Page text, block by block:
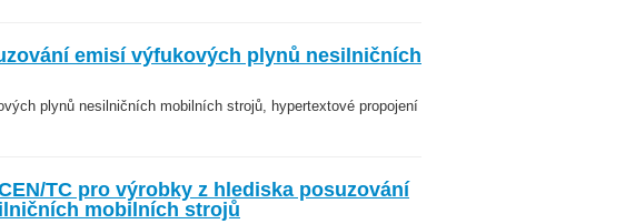
emisí výfukových plynů nesilničních
plynů nesilničních mobilních strojů, hypertextové propojení
TC pro výrobky z hlediska posuzování
mobilních strojů